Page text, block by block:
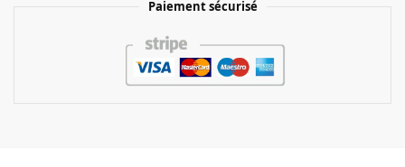
Paiement sécurisé